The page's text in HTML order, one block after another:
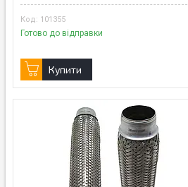
101355
Готово до відправки
Купити